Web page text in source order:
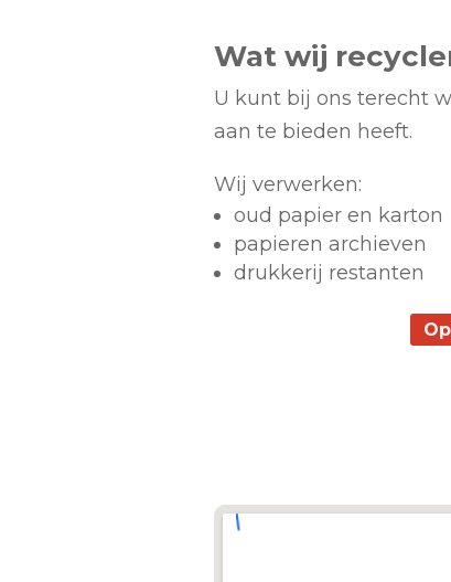
Wat wij
U kunt bij ons terecht
aan te bieden heeft.
Wij verwerken:
oud papier en karton
papieren archieven
drukkerij restanten